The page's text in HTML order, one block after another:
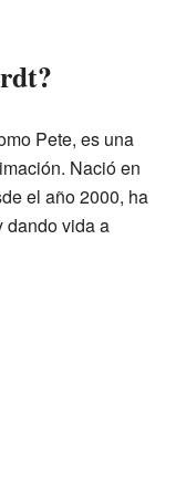
Pete, es una
Nació en
el año 2000, ha
dando vida a